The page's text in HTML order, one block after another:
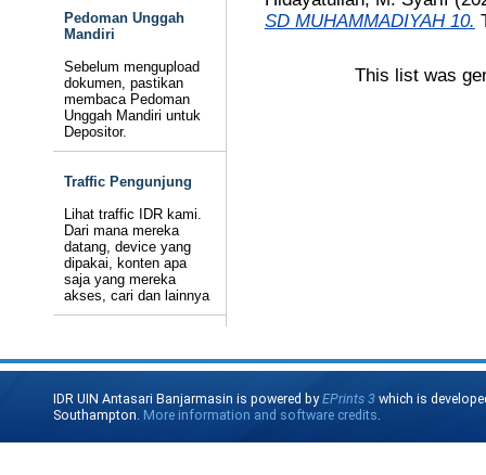
Pedoman Unggah
Mandiri
Sebelum mengupload
dokumen, pastikan
membaca Pedoman
Unggah Mandiri untuk
Depositor.
Traffic Pengunjung
Lihat traffic IDR kami.
Dari mana mereka
datang, device yang
dipakai, konten apa
saja yang mereka
akses, cari dan lainnya
SD MUHAMMADIYAH 10.
This list was
IDR UIN Antasari Banjarmasin is powered byEPrints 3 which is
Southampton. More information and software credits.